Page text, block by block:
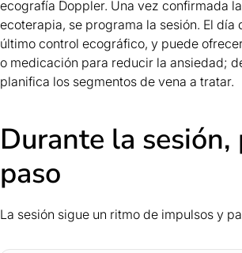
ecografía Doppler. Una vez confirmada
ecoterapia, se programa la sesión. El día
último control ecográfico, y puede
o medicación para reducir la ansiedad;
planifica los segmentos de vena a tratar.
Durante la sesión,
paso
La sesión sigue un ritmo de impulsos y